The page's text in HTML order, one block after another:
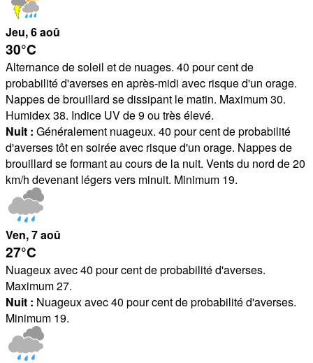
Jeu, 6aoû
30°C
Alternance de soleil et de nuages. 40 pour cent de
probabilité d'averses en après-midi avec risque d'un orage.
Nappes de brouillard se dissipant le matin. Maximum 30.
Humidex 38. Indice UV de 9 ou très élevé.
Nuit : Généralement nuageux. 40 pour cent de probabilité
d'averses tôt en soirée avec risque d'un orage. Nappes de
brouillard se formant au cours de la nuit. Vents du nord de 20
km/h devenant légers vers minuit. Minimum 19.
Ven, 7aoû
27°C
Nuageux avec 40 pour cent de probabilité d'averses.
Maximum 27.
Nuit : Nuageux avec 40 pour cent de probabilité d'averses.
Minimum 19.